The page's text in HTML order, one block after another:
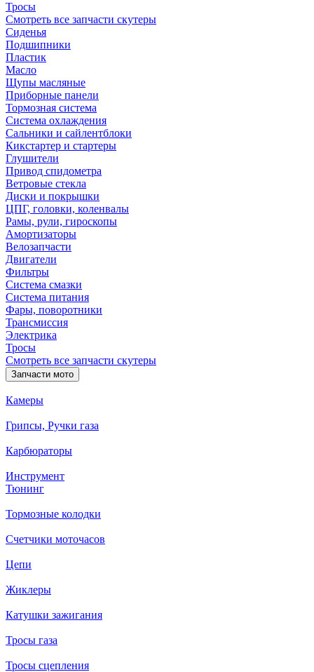
Тросы
Смотреть все запчасти скутеры
Сиденья
Подшипники
Пластик
Масло
Щупы масляные
Приборные панели
Тормозная система
Система охлаждения
Сальники и сайлентблоки
Кикстартер и стартеры
Глушители
Привод спидометра
Ветровые стекла
Диски и покрышки
ЦПГ, головки, коленвалы
Рамы, рули, гироскопы
Амортизаторы
Велозапчасти
Двигатели
Фильтры
Система смазки
Система питания
Фары, поворотники
Трансмиссия
Электрика
Тросы
Смотреть все запчасти скутеры
Запчасти мото
Камеры
Грипсы, Ручки газа
Карбюраторы
Инструмент
Тюнинг
Тормозные колодки
Счетчики моточасов
Цепи
Жиклеры
Катушки зажигания
Тросы газа
Тросы сцепления